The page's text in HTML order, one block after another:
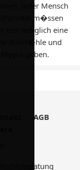
Jeder Mensch
m�ssen
hier lediglich eine
Rollst�hle und
geben.
AGB